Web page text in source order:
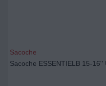
Sacoche
Sacoche ESSENTIELB 15-16''